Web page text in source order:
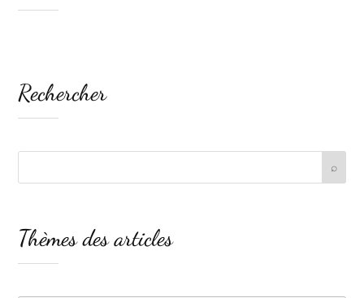
Rechercher
Thèmes des articles